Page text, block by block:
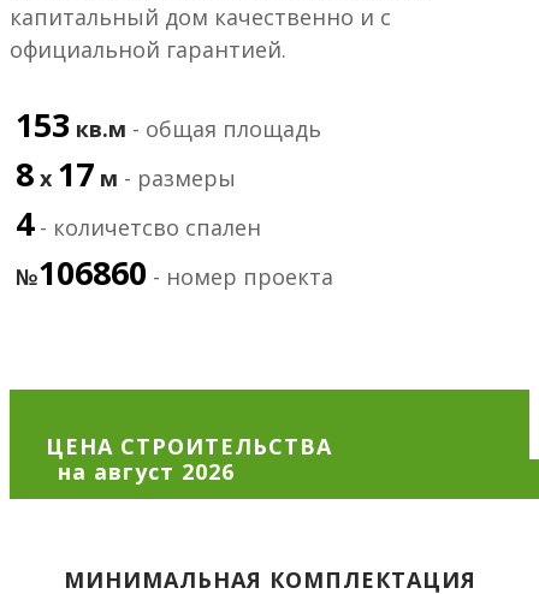
капитальный дом качественно и с
официальной гарантией.
153 кв.м - общая площадь
8 х 17 м - размеры
4- количетсво спален
№106860 - номер проекта
ЦЕНА СТРОИТЕЛЬСТВА
МИНИМАЛЬНАЯ КОМПЛЕКТАЦИЯ